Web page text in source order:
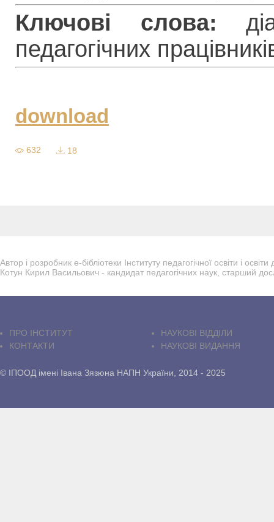
Ключові слова:
педагогічних
download
632 18
Автор і розробник е-бібліотеки Інституту педагогічної освіти і
Котун Кирил Васильович - кандидат педагогічних наук, старший
ПРО IНСТИТУТ
КОНТАКТИ
НАУКОВІ ВІДДІЛИ
НАУКОВІ ВИДАННЯ
© ІПООД імені Івана Зязюна НАПН України, 2014 - 2025